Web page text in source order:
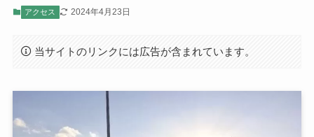
アクセス 2024年4月23日
当サイトのリンクには広告が含まれています。